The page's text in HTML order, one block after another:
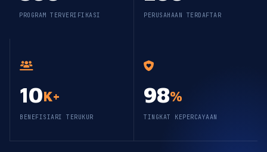
PROGRAM TERVERIFIKASI PERUSAHAAN TERDAFTAR
10K+
BENEFISIARI TERUKUR
98%
TINGKAT KEPERCAYAAN